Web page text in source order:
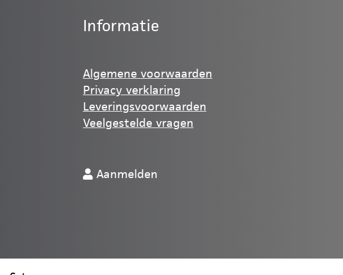
Informatie
Algemene voorwaarden
Privacy verklaring
Leveringsvoorwaarden
Veelgestelde vragen
Aanmelden